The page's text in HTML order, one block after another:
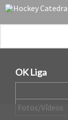
OK Liga